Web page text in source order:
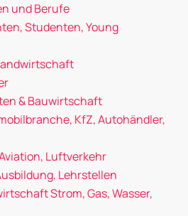
und Berufe
Studenten, Young
& Bauwirtschaft
KfZ, Autohändler,
Luftverkehr
Lehrstellen
Strom, Gas, Wasser,